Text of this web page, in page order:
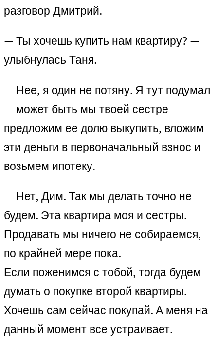
разговор Дмитрий.
— Ты хочешь купить нам квартиру? —
улыбнулась Таня.
— Нее, я один не потяну. Я тут подумал
— может быть мы твоей сестре
предложим ее долю выкупить, вложим
эти деньги в первоначальный взнос и
возьмем ипотеку.
— Нет, Дим. Так мы делать точно не
будем. Эта квартира моя и сестры.
Продавать мы ничего не собираемся,
по крайней мере пока.
Если поженимся с тобой, тогда будем
думать о покупке второй квартиры.
Хочешь сам сейчас покупай. А меня на
данный момент все устраивает.